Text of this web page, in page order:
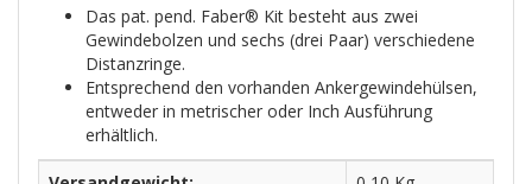
Das pat. pend. Faber® Kit besteht aus zwei
Gewindebolzen und sechs (drei Paar) verschiedene
Distanzringe.
Entsprechend den vorhanden Ankergewindehülsen,
entweder in metrischer oder Inch Ausführung
erhältlich.